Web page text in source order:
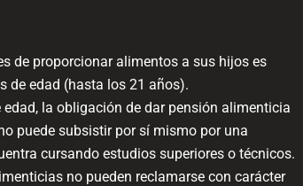
de proporcionar alimentos a sus hijos es
de edad (hasta los 21 años).
la obligación de dar pensión alimenticia
puede subsistir por sí mismo por una
cursando estudios superiores o técnicos.
no pueden reclamarse con carácter